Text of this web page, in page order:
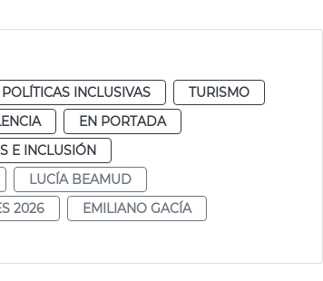
INCLUSIVAS
TURISMO
EN PORTADA
E INCLUSIÓN
LUCÍA BEAMUD
2026
EMILIANO GACÍA